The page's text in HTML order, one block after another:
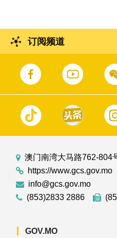
订阅频道
澳门南湾大马路762-804
https://www.gcs.gov.mo
info@gcs.gov.mo
(853)2833 2886
GOV.MO